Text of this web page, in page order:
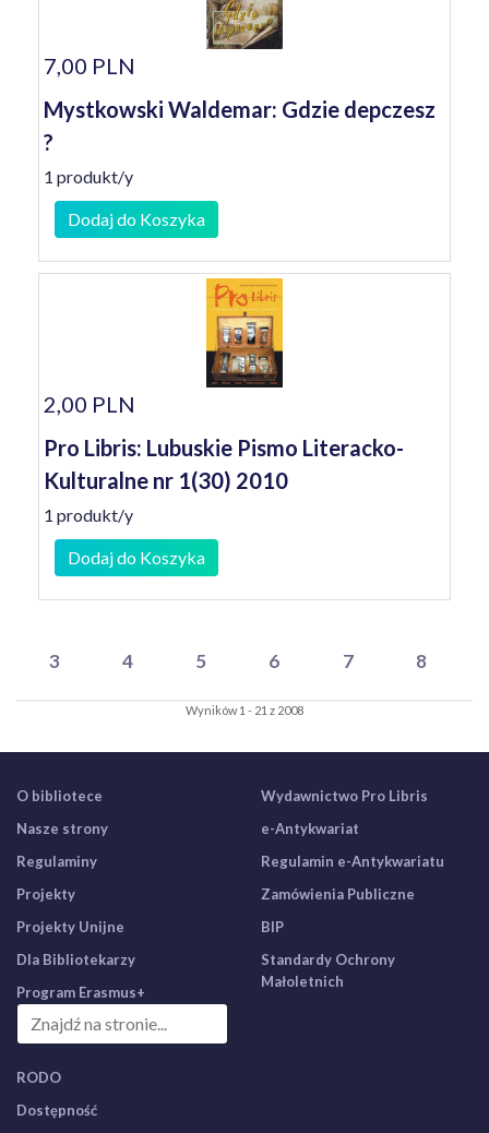
7,00 PLN
Mystkowski Waldemar: Gdzie depczesz
?
1 produkt/y
Dodaj do Koszyka
2,00 PLN
Pro Libris: Lubuskie Pismo Literacko-
Kulturalne nr 1(30) 2010
1 produkt/y
Dodaj do Koszyka
3 4 5 6 7 8
Wyników 1 - 21 z 2008
O bibliotece
Nasze strony
Regulaminy
Projekty
Projekty Unijne
Dla Bibliotekarzy
Program Erasmus+
Wydawnictwo Pro Libris
e-Antykwariat
Regulamin e-Antykwariatu
Zamówienia Publiczne
BIP
Standardy Ochrony
Małoletnich
RODO
Dostępność